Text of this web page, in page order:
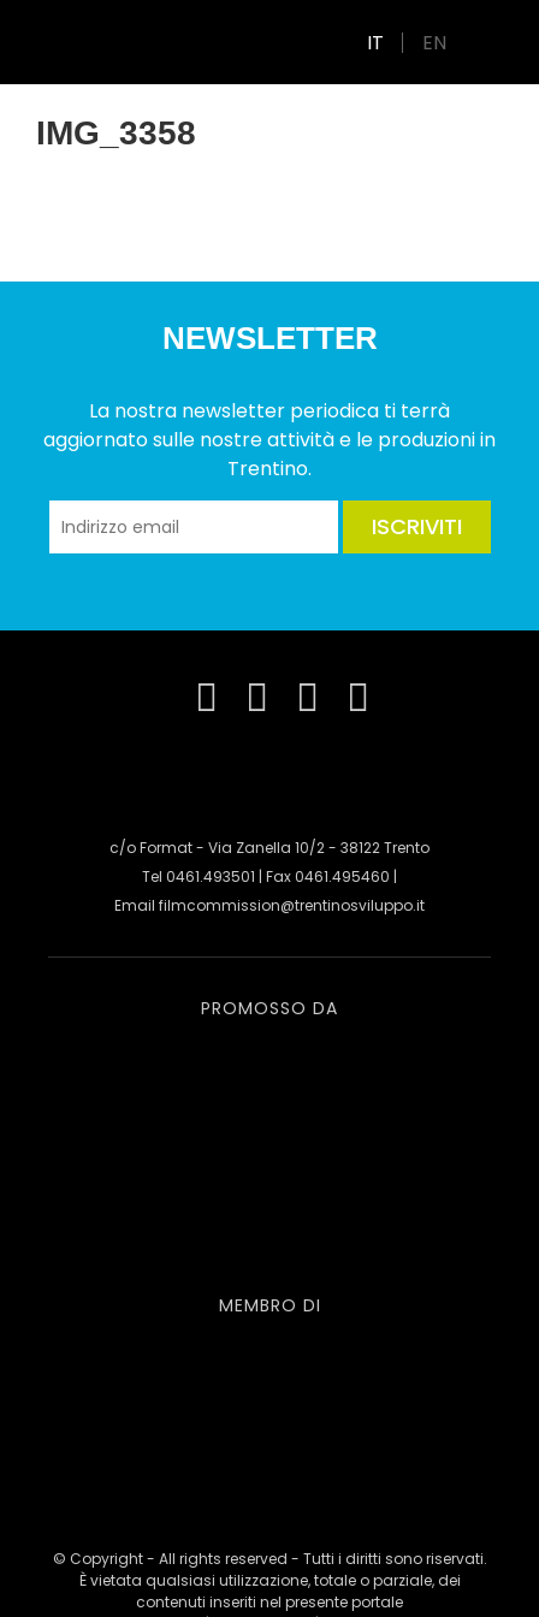
IT EN
IMG_3358
NEWSLETTER
La nostra newsletter periodica ti terrà
aggiornato sulle nostre attività e le produzioni in
Trentino.
ISCRIVITI
c/o Format - Via Zanella 10/2 - 38122 Trento
Tel 0461.493501 | Fax 0461.495460 |
Email filmcommission@trentinosviluppo.it
PROMOSSO DA
MEMBRO DI
© Copyright - All rights reserved - Tutti i diritti sono riservati.
È vietata qualsiasi utilizzazione, totale o parziale, dei
contenuti inseriti nel presente portale